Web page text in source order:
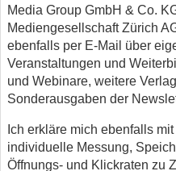
Media Group GmbH & Co.
Mediengesellschaft Zürich
ebenfalls per E-Mail über
Veranstaltungen und
und Webinare, weitere
Sonderausgaben der
Ich erkläre mich ebenfalls
individuelle Messung,
Öffnungs- und Klickraten zu